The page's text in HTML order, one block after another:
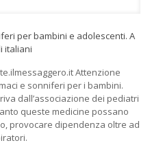
per bambini e adolescenti. A
italiani
Attenzione
e sonniferi per i bambini.
dall’associazione dei pediatri
queste medicine possano
provocare dipendenza oltre ad